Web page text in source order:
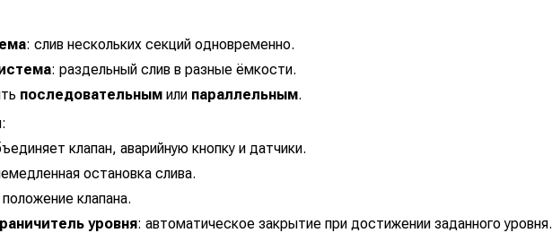
: слив нескольких секций одновременно.
: раздельный слив в разные ёмкости.
последовательным или параллельным.
клапан, аварийную кнопку и датчики.
остановка слива.
клапана.
уровня: автоматическое закрытие при достижении заданного уровня.